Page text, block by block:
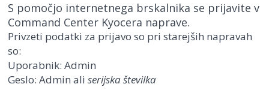
S pomočjo internetnega brskalnika se prijavite v
Command Center Kyocera naprave.
Privzeti podatki za prijavo so pri starejših napravah
so:
Uporabnik: Admin
Geslo: Admin aliserijska številka